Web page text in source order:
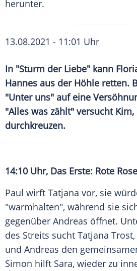
herunter.
13.08.2021 - 11:01 Uhr
In "Sturm der Liebe" kann
Hannes aus der Höhle retten.
"Unter uns" auf eine
"Alles was zählt" versucht
durchkreuzen.
14:10 Uhr, Das Erste: Rote
Paul wirft Tatjana vor, sie
"warmhalten", während sie
gegenüber Andreas öffnet.
des Streits sucht Tatjana Trost
und Andreas den
Simon hilft Sara, wieder zu